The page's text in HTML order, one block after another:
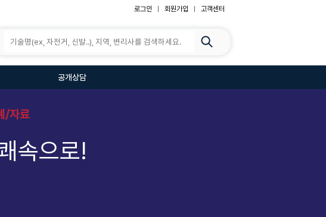
로그인 회원가입 고객센터
공개상담
/자료
속으로!